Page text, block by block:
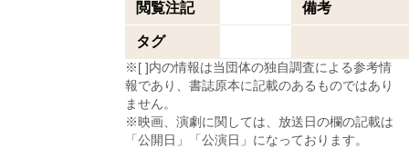
閲覧注記 備考
タグ
※[ ]内の情報は当団体の独自調査による参考情
報であり、書誌原本に記載のあるものではあり
ません。
※映画、演劇に関しては、放送日の欄の記載は
「公開日」「公演日」になっております。